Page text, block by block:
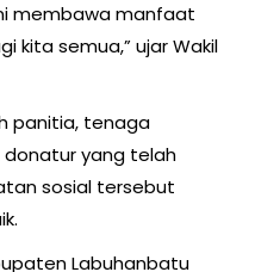
membawa manfaat
kita semua,” ujar Wakil
panitia, tenaga
donatur yang telah
sosial tersebut
Labuhanbatu